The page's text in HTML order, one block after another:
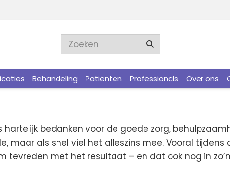
Behandeling Patiënten Professionals Over ons
bedanken voor de goede zorg,
maar als snel viel het alleszins mee. Vooral tijdens
tevreden met het resultaat – en dat ook nog in